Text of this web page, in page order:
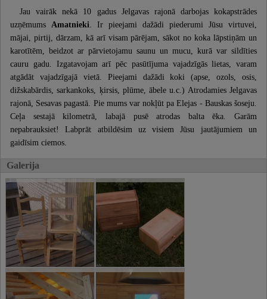
Jau vairāk nekā 10 gadus Jelgavas rajonā darbojas kokapstrādes
uzņēmums Amatnieki . Ir pieejami dažādi piederumi Jūsu virtuvei,
mājai, pirtij, dārzam, kā arī visam pārējam, sākot no koka lāpstiņām un
karotītēm, beidzot ar pārvietojamu saunu un mucu, kurā var sildīties
cauru gadu. Izgatavojam arī pēc pasūtījuma vajadzīgās lietas, varam
atgādāt vajadzīgajā vietā. Pieejami dažādi koki (apse, ozols, osis,
dižskabārdis, sarkankoks, ķirsis, plūme, ābele u.c.) Atrodamies Jelgavas
rajonā, Sesavas pagastā. Pie mums var nokļūt pa Elejas - Bauskas šoseju.
Ceļa sestajā kilometrā, labajā pusē atrodas balta ēka. Garām
nepabrauksiet! Labprāt atbildēsim uz visiem Jūsu jautājumiem un
gaidīsim ciemos.
Galerija